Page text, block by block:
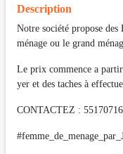
Description
Notre société propose
ménage ou le grand
Le prix commence a
yer et des taches à
CONTACTEZ :